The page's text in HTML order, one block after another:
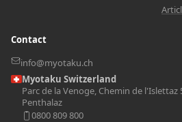
Contact
info@myotaku.ch
Myotaku Switzerland
Parc de la Venoge, Chemin de l'Islettaz
Penthalaz
0800 809 800